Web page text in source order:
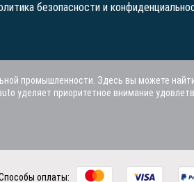
безопасности и
промышленности. Здесь вы можете
уделяет приоритетное внимание
оплаты: